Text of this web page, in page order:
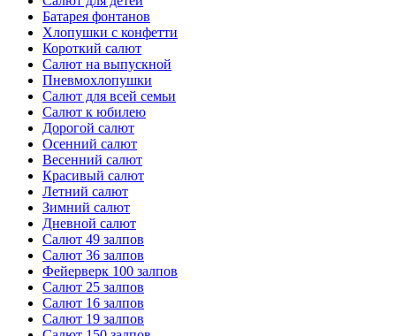
Батарея фонтанов
Хлопушки с конфетти
Короткий салют
Салют на выпускной
Пневмохлопушки
Салют для всей семьи
Салют к юбилею
Дорогой салют
Осенний салют
Весенний салют
Красивый салют
Летний салют
Зимний салют
Дневной салют
Салют 49 залпов
Салют 36 залпов
Фейерверк 100 залпов
Салют 25 залпов
Салют 16 залпов
Салют 19 залпов